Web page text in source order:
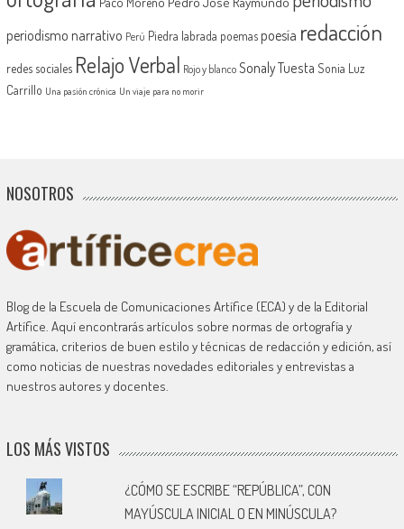
periodismo narrativo Perú Piedra labrada poemas poesía redacción
redes sociales Relajo Verbal Rojo y blanco Sonaly Tuesta Sonia Luz
Carrillo Una pasión crónica Un viaje para no morir
NOSOTROS
Blog de la Escuela de Comunicaciones Artífice (ECA) y de la Editorial
Artífice. Aquí encontrarás artículos sobre normas de ortografía y
gramática, criterios de buen estilo y técnicas de redacción y edición, así
como noticias de nuestras novedades editoriales y entrevistas a
nuestros autores y docentes.
LOS MÁS VISTOS
¿CÓMO SE ESCRIBE “REPÚBLICA”, CON
MAYÚSCULA INICIAL O EN MINÚSCULA?